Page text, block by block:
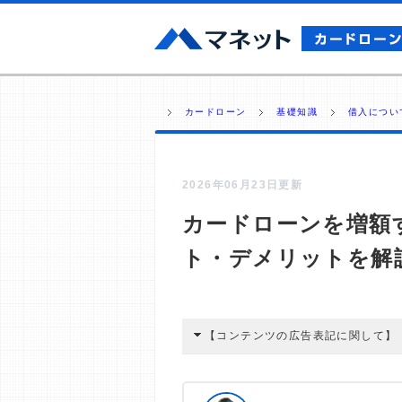
カードローン 基礎知識 借入につい
2026年06月23日更新
カードローンを増
ト・デメリットを解
【コンテンツの広告表記に関して】